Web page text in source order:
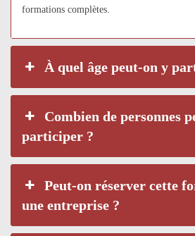
formations complètes.
À quel âge peut-on y
Combien de personnes
participer ?
Peut-on réserver cette
une entreprise ?